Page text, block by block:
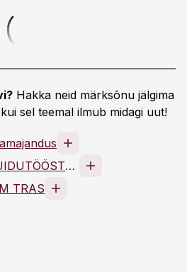
Hakka neid märksõnu jälgima
sel teemal ilmub midagi uut!
EESTI METSA- JA PUIDUTÖÖSTUSE LIIT MTÜ
TRAS